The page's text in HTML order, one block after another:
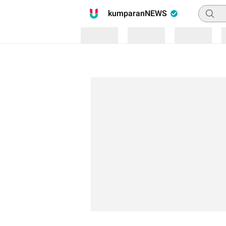
kumparanNEWS